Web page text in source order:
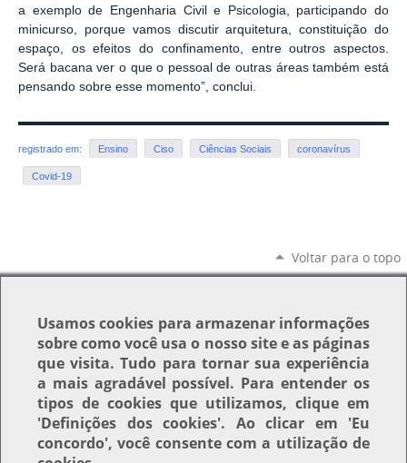
a exemplo de Engenharia Civil e Psicologia, participando do
minicurso, porque vamos discutir arquitetura, constituição do
espaço, os efeitos do confinamento, entre outros aspectos.
Será bacana ver o que o pessoal de outras áreas também está
pensando sobre esse momento”, conclui.
registrado em: Ensino Ciso Ciências Sociais coronavírus
Covid-19
Voltar para o topo
Usamoscookies para armazenar informações
sobre como você usa o nosso site e as páginas
que visita. Tudo para tornar sua experiência
a mais agradável possível. Para entender os
tipos de cookies que utilizamos, clique em
'Definições dos cookies'. Ao clicar em 'Eu
concordo', você consente com a utilização de